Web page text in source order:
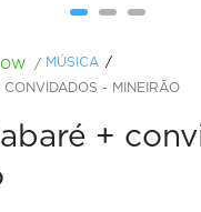
/ MÚSICA
- MINEIRÃO
+